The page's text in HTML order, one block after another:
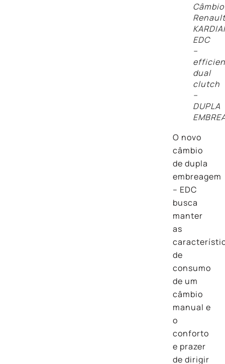
Câmbio
Renault
EDC
–
dual
clutch
–
DUPLA
O novo
câmbio
de dupla
embreagem
– EDC
busca
manter
as
de
consumo
de um
câmbio
manual e
o
conforto
e prazer
de dirigir